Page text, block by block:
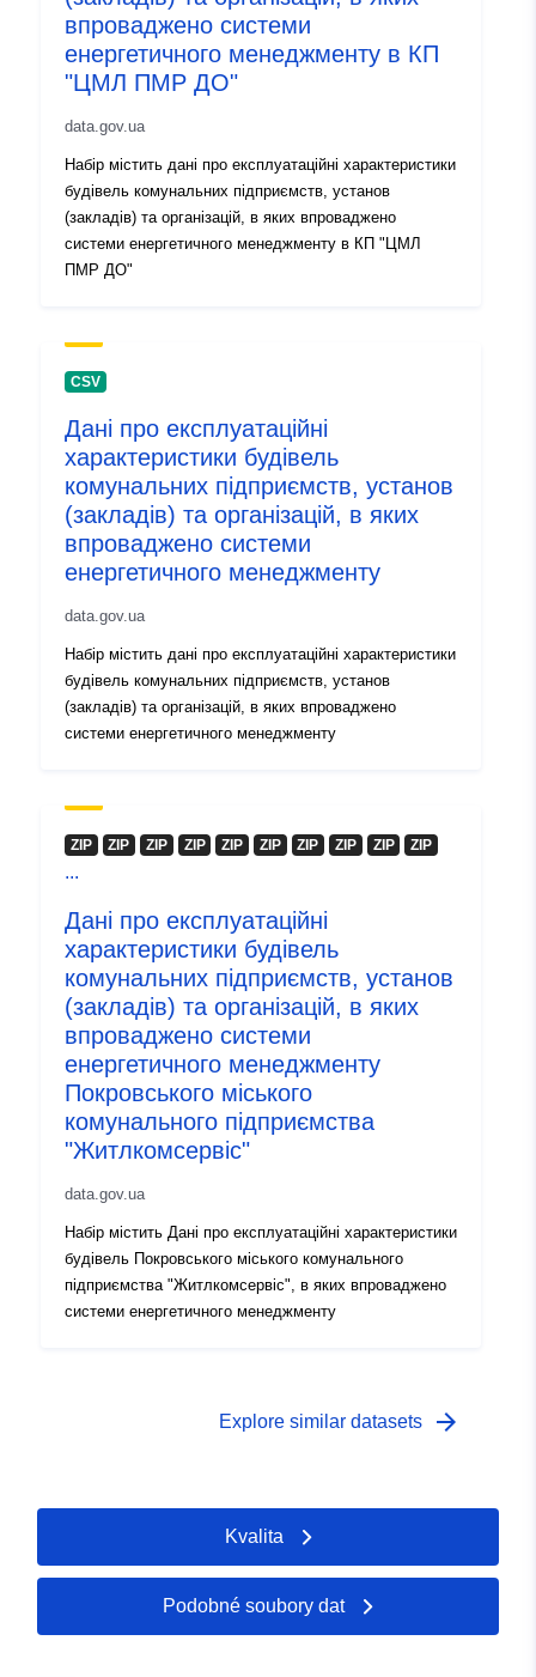
Informace o verzi: 1.0
впроваджено системи
енергетичного менеджменту в КП
"ЦМЛ ПМР ДО"
data.gov.ua
Набір містить дані про експлуатаційні характеристики
будівель комунальних підприємств, установ
(закладів) та організацій, в яких впроваджено
системи енергетичного менеджменту в КП "ЦМЛ
ПМР ДО"
CSV
Дані про експлуатаційні
характеристики будівель
комунальних підприємств, установ
(закладів) та організацій, в яких
впроваджено системи
енергетичного менеджменту
data.gov.ua
Набір містить дані про експлуатаційні характеристики
будівель комунальних підприємств, установ
(закладів) та організацій, в яких впроваджено
системи енергетичного менеджменту
ZIP ZIP ZIP ZIP ZIP ZIP ZIP ZIP ZIP ZIP
...
Дані про експлуатаційні
характеристики будівель
комунальних підприємств, установ
(закладів) та організацій, в яких
впроваджено системи
енергетичного менеджменту
Покровського міського
комунального підприємства
"Житлкомсервіс"
data.gov.ua
Набір містить Дані про експлуатаційні характеристики
будівель Покровського міського комунального
підприємства "Житлкомсервіс", в яких впроваджено
системи енергетичного менеджменту
Explore similar datasets arrow_forward
Kvalita
Podobné soubory dat